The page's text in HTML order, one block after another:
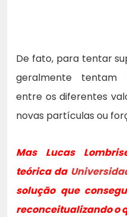
De fato, para tentar
geralmente tentam
entre os diferentes
novas partículas ou
Mas Lucas
teórica da
solução que
reconceitualizando o